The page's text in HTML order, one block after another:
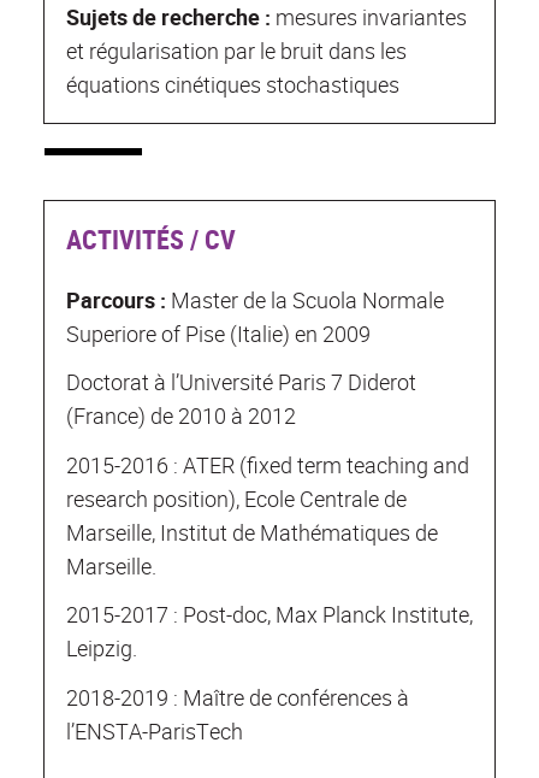
Sujets de recherche : mesures invariantes
et régularisation par le bruit dans les
équations cinétiques stochastiques
ACTIVITÉS / CV
Parcours : Master de la Scuola Normale
Superiore of Pise (Italie) en 2009
Doctorat à l’Université Paris 7 Diderot
(France) de 2010 à 2012
2015-2016 : ATER (fixed term teaching and
research position), Ecole Centrale de
Marseille, Institut de Mathématiques de
Marseille.
2015-2017 : Post-doc, Max Planck Institute,
Leipzig.
2018-2019 : Maître de conférences à
l’ENSTA-ParisTech